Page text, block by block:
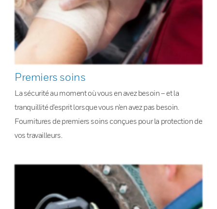
Premiers soins
La sécurité au moment où vous en avez besoin – et la
tranquillité d’esprit lorsque vous n’en avez pas besoin.
Fournitures de premiers soins conçues pour la protection de
vos travailleurs.